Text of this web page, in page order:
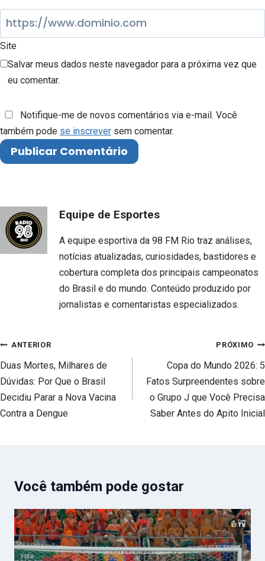
Site
Salvar meus dados neste navegador para a próxima vez que
eu comentar.
Notifique-me de novos comentários via e-mail. Você
também pode se inscrever sem comentar.
Equipe de Esportes
A equipe esportiva da 98 FM Rio traz análises,
notícias atualizadas, curiosidades, bastidores e
cobertura completa dos principais campeonatos
do Brasil e do mundo. Conteúdo produzido por
jornalistas e comentaristas especializados.
Navegação
de
Post
ANTERIOR
Duas Mortes, Milhares de
Dúvidas: Por Que o Brasil
Decidiu Parar a Nova Vacina
Contra a Dengue
PRÓXIMO
Copa do Mundo 2026: 5
Fatos Surpreendentes sobre
o Grupo J que Você Precisa
Saber Antes do Apito Inicial
Você também pode gostar